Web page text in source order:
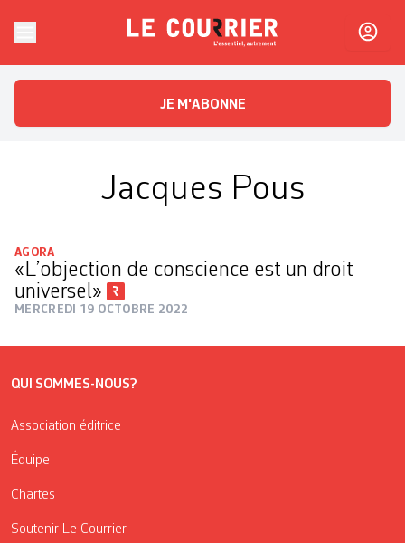
Le CourrierL'essentiel, autrement
JE M'ABONNE
Jacques Pous
AGORA
«L’objection de conscience est un droit
universel»
MERCREDI 19 OCTOBRE 2022
QUI SOMMES-NOUS?
Association éditrice
Équipe
Chartes
Soutenir Le Courrier